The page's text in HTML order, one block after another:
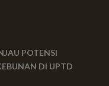
POTENSI
DI UPTD